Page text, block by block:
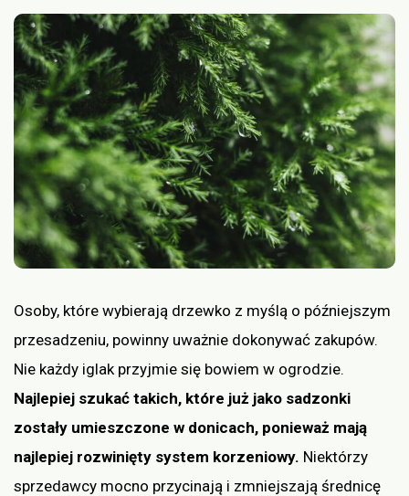
Osoby, które wybierają drzewko z myślą o późniejszym
przesadzeniu, powinny uważnie dokonywać zakupów.
Nie każdy iglak przyjmie się bowiem w ogrodzie.
Najlepiej szukać takich, które już jako sadzonki
zostały umieszczone w donicach, ponieważ mają
najlepiej rozwinięty system korzeniowy. Niektórzy
sprzedawcy mocno przycinają i zmniejszają średnicę